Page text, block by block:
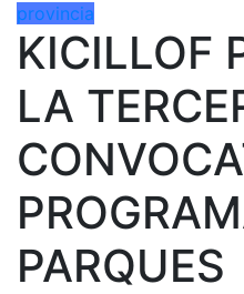
provincia
KICILLOF
LA
PARQUES